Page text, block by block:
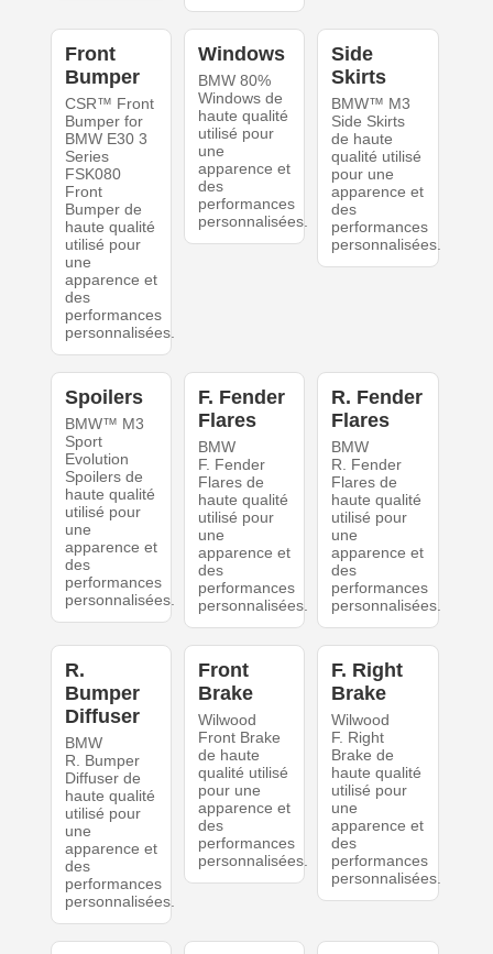
Front
Bumper
CSR™ Front
Bumper for
BMW E30 3
Series
FSK080
Front
Bumper de
haute qualité
utilisé pour
une
apparence et
des
performances
personnalisées.
Windows
BMW 80%
Windows de
haute qualité
utilisé pour
une
apparence et
des
performances
personnalisées.
Side
Skirts
BMW™ M3
Side Skirts
de haute
qualité utilisé
pour une
apparence et
des
performances
personnalisées.
Spoilers
BMW™ M3
Sport
Evolution
Spoilers de
haute qualité
utilisé pour
une
apparence et
des
performances
personnalisées.
F. Fender
Flares
BMW
F. Fender
Flares de
haute qualité
utilisé pour
une
apparence et
des
performances
personnalisées.
R. Fender
Flares
BMW
R. Fender
Flares de
haute qualité
utilisé pour
une
apparence et
des
performances
personnalisées.
R.
Bumper
Diffuser
BMW
R. Bumper
Diffuser de
haute qualité
utilisé pour
une
apparence et
des
performances
personnalisées.
Front
Brake
Wilwood
Front Brake
de haute
qualité utilisé
pour une
apparence et
des
performances
personnalisées.
F. Right
Brake
Wilwood
F. Right
Brake de
haute qualité
utilisé pour
une
apparence et
des
performances
personnalisées.